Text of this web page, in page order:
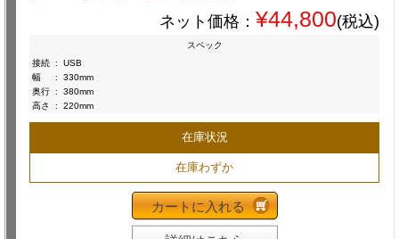
ネット価格： ¥44,800(税込)
スペック
接続 :
USB
幅
:
330mm
奥行 :
380mm
高さ
: 220mm
在庫状況
在庫わずか
カートに入れる